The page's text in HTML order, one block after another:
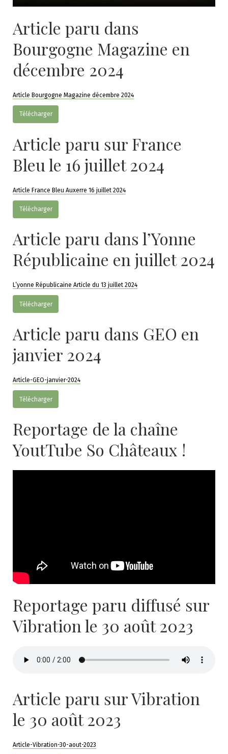
Article paru dans
Bourgogne Magazine en
décembre 2024
Article Bourgogne Magazine décembre 2024
Télécharger
Article paru sur France
Bleu le 16 juillet 2024
Article France Bleu Auxerre 16 juillet 2024
Télécharger
Article paru dans l’Yonne
Républicaine en juillet 2024
L’yonne Républicaine Article du 13 juillet 2024
Télécharger
Article paru dans GEO en
janvier 2024
Article-GEO-janvier-2024
Télécharger
Reportage de la chaîne
YoutTube So Châteaux !
Reportage paru diffusé sur
Vibration le 30 août 2023
Article paru sur Vibration
le 30 août 2023
Article-Vibration-30-aout-2023